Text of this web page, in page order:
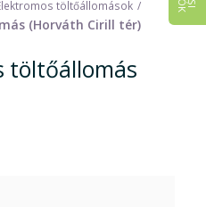
töltőállomások
(Horváth Cirill tér)
töltőállomás